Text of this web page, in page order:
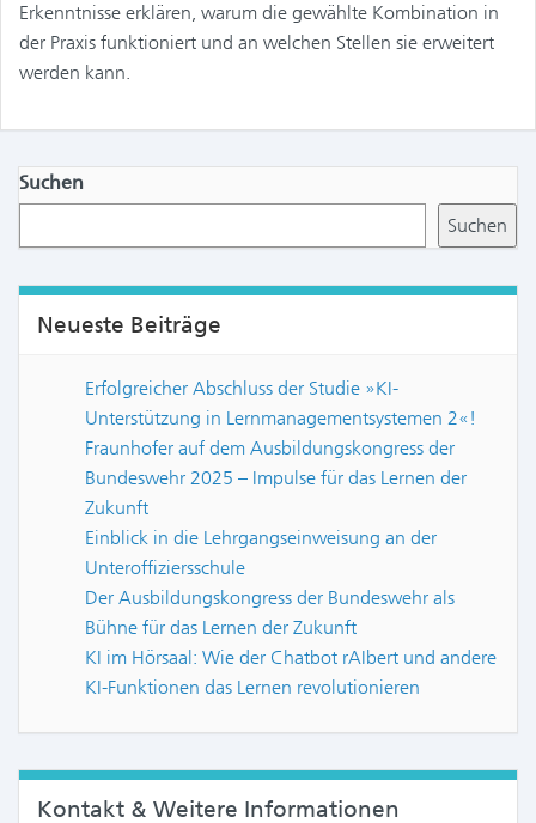
Erkenntnisse erklären, warum die gewählte Kombination in
der Praxis funktioniert und an welchen Stellen sie erweitert
werden kann.
Suchen
Suchen
Neueste Beiträge
Erfolgreicher Abschluss der Studie »KI-
Unterstützung in Lernmanagementsystemen 2«!
Fraunhofer auf dem Ausbildungskongress der
Bundeswehr 2025 – Impulse für das Lernen der
Zukunft
Einblick in die Lehrgangseinweisung an der
Unteroffiziersschule
Der Ausbildungskongress der Bundeswehr als
Bühne für das Lernen der Zukunft
KI im Hörsaal: Wie der Chatbot rAIbert und andere
KI-Funktionen das Lernen revolutionieren
Kontakt & Weitere Informationen